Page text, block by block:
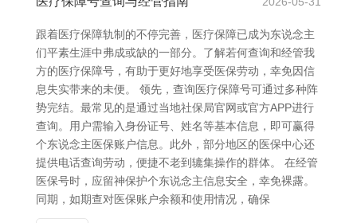
跟着医疗保障轨制的不停完善，医疗保障已成为东说念主
们平素生涯中弗成或缺的一部分。了解若何查询和经管我
方的医疗保障号，有助于更好地享受医保劳动，幸免因信
息失实带来的未便。 领先，查询医疗保障号可通过多种阵
势完结。最常见的是通过当地社保局官网或官方APP进行
查询。用户需输入身份证号、姓名等基本信息，即可赢得
个东说念主医保账户信息。此外，部分地区的医保中心还
提供电话查询劳动，便捷不老到辘集操作的群体。 在经管
医保号时，应留神保护个东说念主信息安全，幸免裸露。
同期，如期查对医保账户余额和使用情况，确保